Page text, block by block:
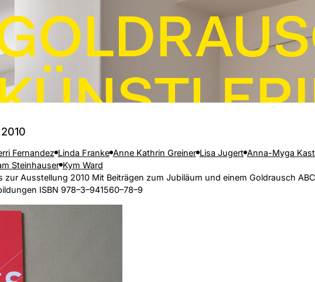
Fernandez Linda Franke Anne Kathrin Greiner Lisa Jugert Anna-Myga
Steinhauser Kym Ward
Ausstellung 2010 Mit Beiträgen zum Jubiläum und einem Goldrausch
ISBN 978–3–941560–78–9